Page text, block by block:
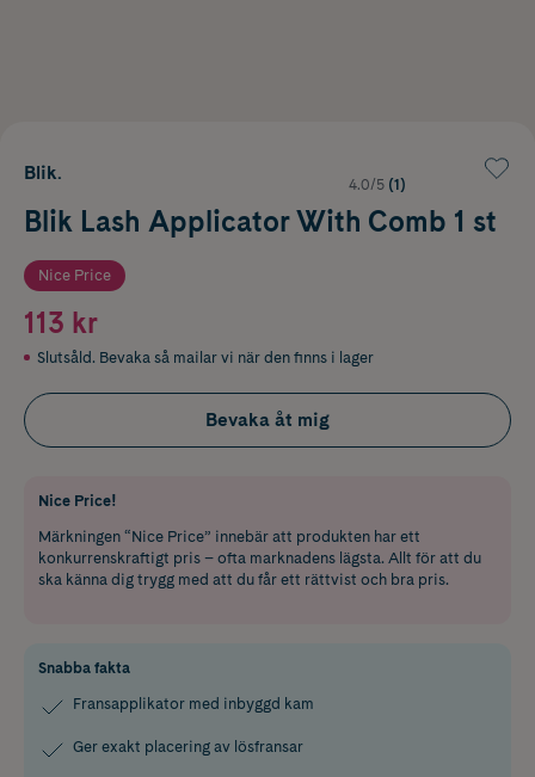
Blik.
4.0/5 (1)
Blik Lash Applicator With Comb 1 st
Nice Price
113 kr
Slutsåld. Bevaka så mailar vi när den finns i lager
Bevaka åt mig
Nice Price!
Märkningen “Nice Price” innebär att produkten har ett
konkurrenskraftigt pris – ofta marknadens lägsta. Allt för att du
ska känna dig trygg med att du får ett rättvist och bra pris.
Snabba fakta
Fransapplikator med inbyggd kam
Ger exakt placering av lösfransar